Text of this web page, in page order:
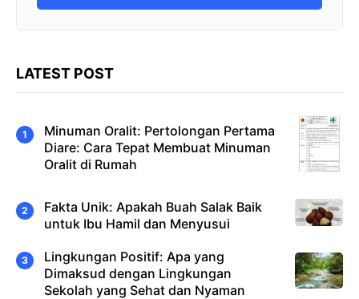
LATEST POST
Minuman Oralit: Pertolongan Pertama
Diare: Cara Tepat Membuat Minuman
Oralit di Rumah
Fakta Unik: Apakah Buah Salak Baik
untuk Ibu Hamil dan Menyusui
Lingkungan Positif: Apa yang
Dimaksud dengan Lingkungan
Sekolah yang Sehat dan Nyaman